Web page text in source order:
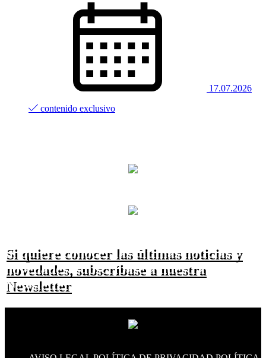
17.07.2026
contenido exclusivo
Si quiere conocer las últimas noticias y
novedades, subscríbase a nuestra
Newsletter